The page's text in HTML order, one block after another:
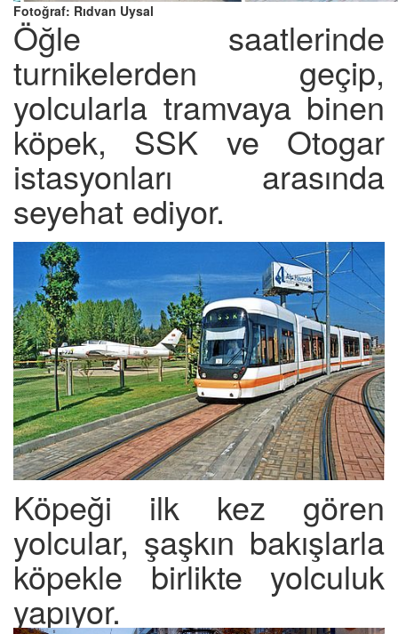
Fotoğraf: Rıdvan Uysal
Öğle saatlerinde
turnikelerden geçip,
yolcularla tramvaya binen
köpek, SSK ve Otogar
istasyonları arasında
seyehat ediyor.
Köpeği ilk kez gören
yolcular, şaşkın bakışlarla
köpekle birlikte yolculuk
yapıyor.